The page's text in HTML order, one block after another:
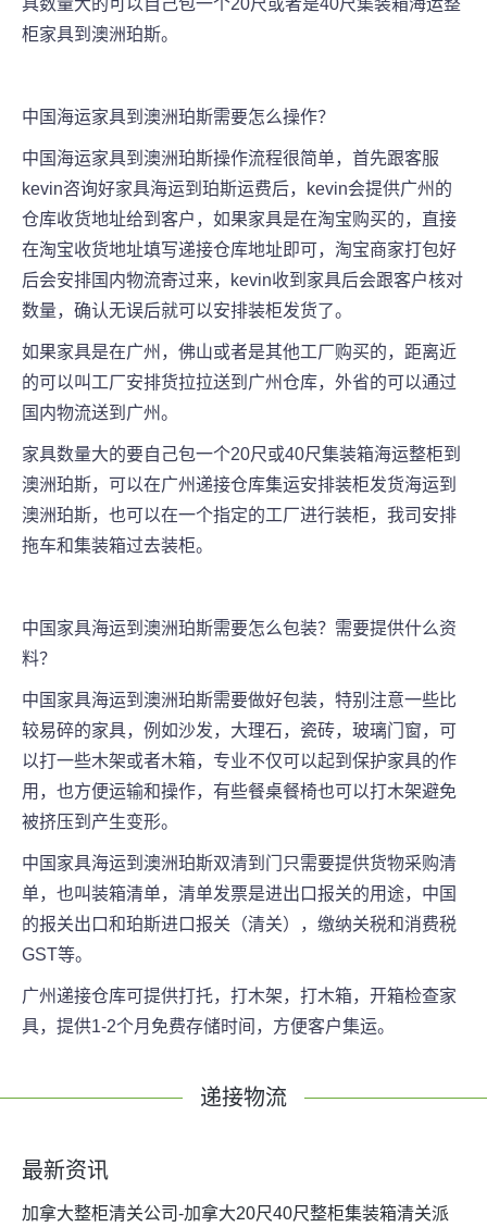
具数量大的可以自己包一个20尺或者是40尺集装箱海运整
柜家具到澳洲珀斯。
中国海运家具到澳洲珀斯需要怎么操作？
中国海运家具到澳洲珀斯操作流程很简单，首先跟客服
kevin咨询好家具海运到 珀斯运费后，kevin会提供广州的
仓库收货地址给到客户，如果家具是在淘宝购买的，直接
在淘宝收货地址填写递接仓库地址即可，淘宝商家打包好
后会安排国内物流寄过来，kevin收到家具后会跟客户核对
数量，确认无误后就可以安排装柜发货了。
如果家具是在广州，佛山或者是其他工厂购买的，距离近
的可以叫工厂安排货拉拉送到广州仓库，外省的可以通过
国内物流送到广州。
家具数量大的要自己包一个20尺或40尺集装箱海运整柜到
澳洲珀斯，可以在广州递接仓库集运安排装柜发货海运到
澳洲珀斯，也可以在一个指定的工厂进行装柜，我司安排
拖车和集装箱过去装柜。
中国家具海运到澳洲珀斯需要怎么包装？需要提供什么资
料？
中国家具海运到澳洲珀斯需要做好包装，特别注意一些比
较易碎的家具，例如沙发，大理石，瓷砖，玻璃门窗，可
以打一些木架或者木箱，专业不仅可以起到保护家具的作
用，也方便运输和操作，有些餐桌餐椅也可以打木架避免
被挤压到产生变形。
中国家具海运到澳洲珀斯双清到门只需要提供货物采购清
单，也叫装箱清单，清单发票是进出口报关的用途，中国
的报关出口和珀斯进口报关（清关），缴纳关税和消费税
GST等。
广州递接仓库可提供打托，打木架，打木箱，开箱检查家
具，提供1-2个月免费存储时间，方便客户集运。
递接物流
最新资讯
加拿大整柜清关公司-加拿大20尺40尺整柜集装箱清关派